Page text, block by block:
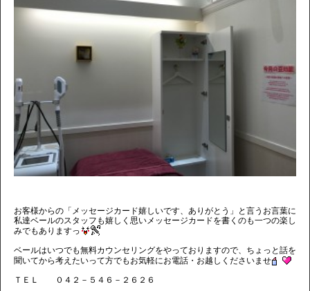
お客様からの「メッセージカード嬉しいです、ありがとう」と言うお言葉に
私達ベールのスタッフも嬉しく思いメッセージカードを書くのも一つの楽し
みでもありますっ
ベールはいつでも無料カウンセリングをやっておりますので、ちょっと話を
聞いてから考えたいって方でもお気軽にお電話・お越しくださいませ
ＴＥＬ ０４２－５４６－２６２６